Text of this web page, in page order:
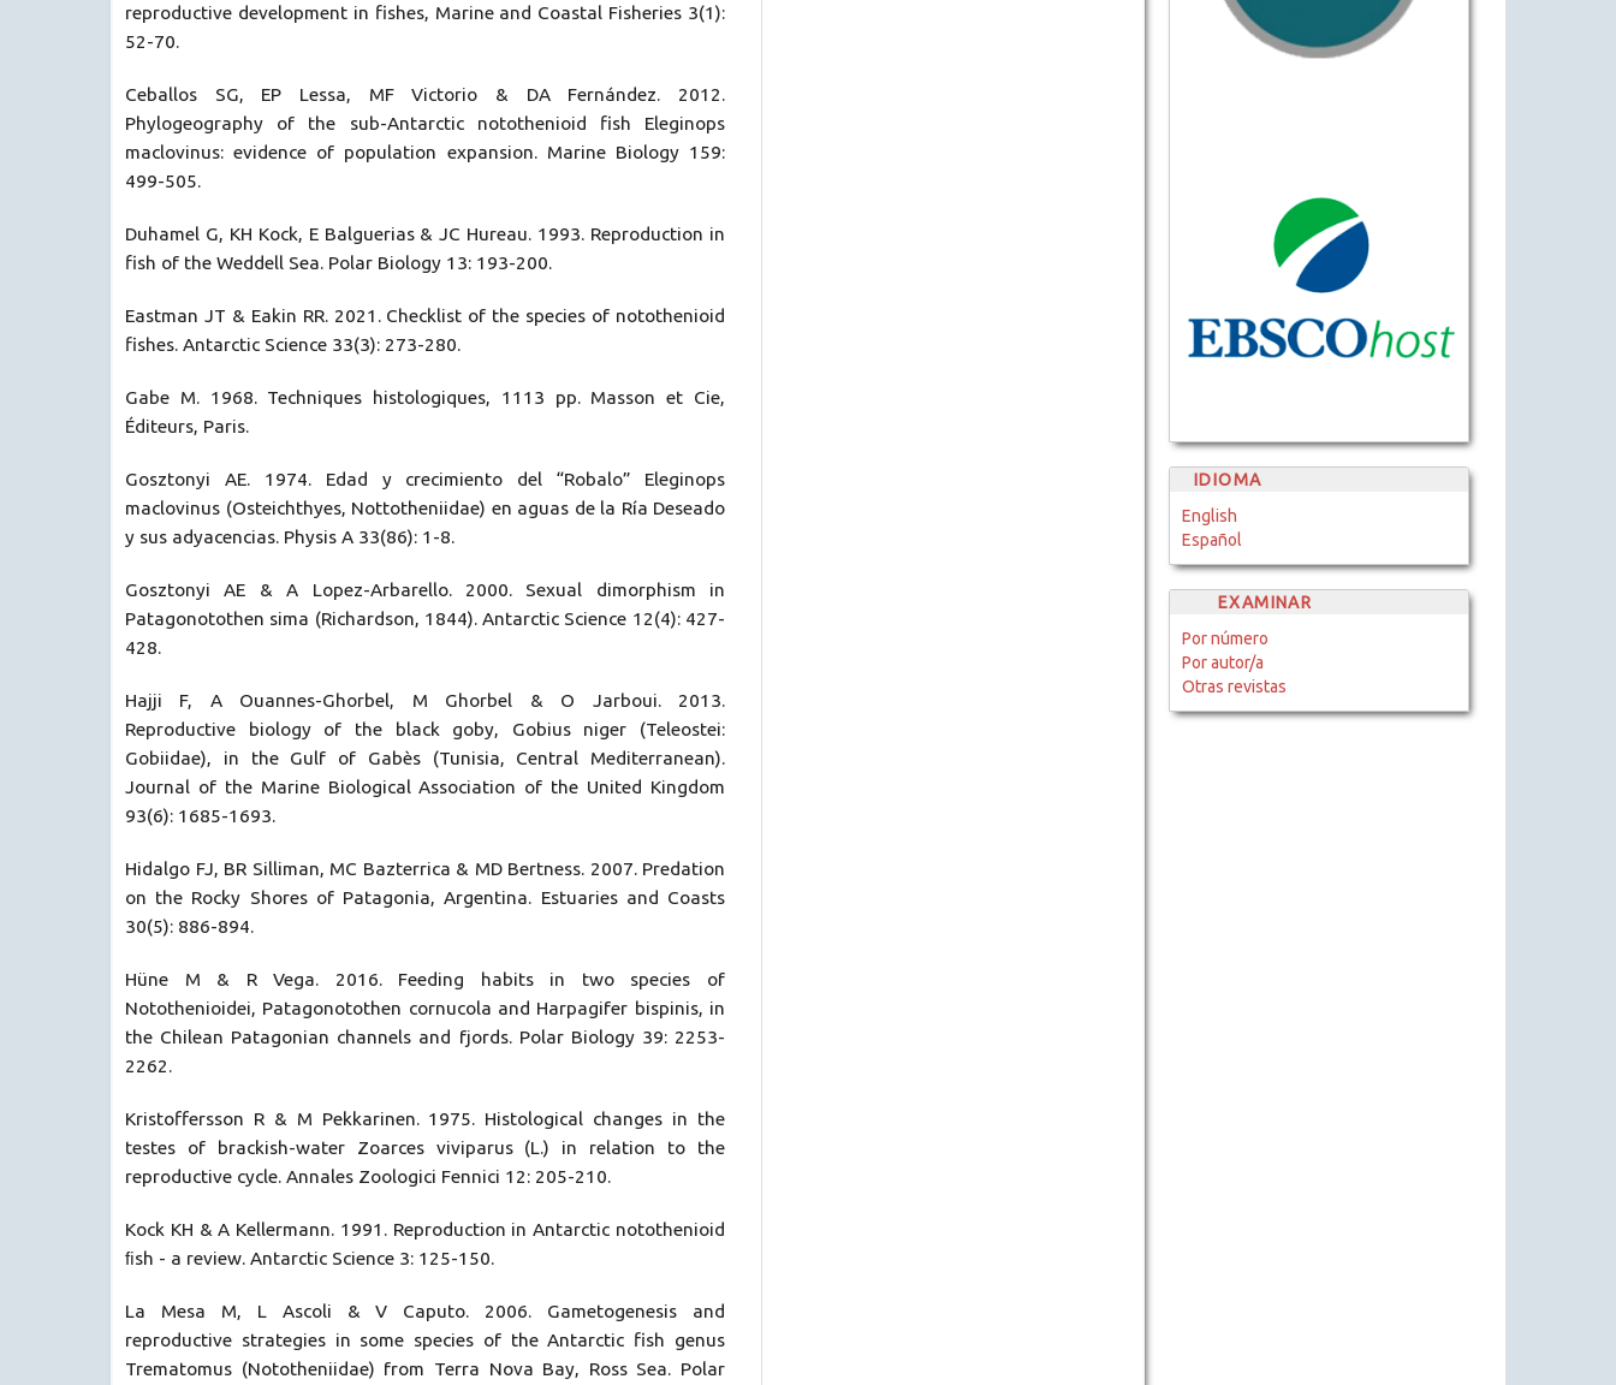
reproductive development in fishes, Marine and Coastal Fisheries 3(1):
52-70.
Ceballos SG, EP Lessa, MF Victorio & DA Fernández. 2012.
Phylogeography of the sub-Antarctic notothenioid fish Eleginops
maclovinus: evidence of population expansion. Marine Biology 159:
499-505.
Duhamel G, KH Kock, E Balguerias & JC Hureau. 1993. Reproduction in
fish of the Weddell Sea. Polar Biology 13: 193-200.
Eastman JT & Eakin RR. 2021. Checklist of the species of notothenioid
fishes. Antarctic Science 33(3): 273-280.
Gabe M. 1968. Techniques histologiques, 1113 pp. Masson et Cie,
Éditeurs, Paris.
Gosztonyi AE. 1974. Edad y crecimiento del “Robalo” Eleginops
maclovinus (Osteichthyes, Nottotheniidae) en aguas de la Ría Deseado
y sus adyacencias. Physis A 33(86): 1-8.
Gosztonyi AE & A Lopez-Arbarello. 2000. Sexual dimorphism in
Patagonotothen sima (Richardson, 1844). Antarctic Science 12(4): 427-
428.
Hajji F, A Ouannes-Ghorbel, M Ghorbel & O Jarboui. 2013.
Reproductive biology of the black goby, Gobius niger (Teleostei:
Gobiidae), in the Gulf of Gabès (Tunisia, Central Mediterranean).
Journal of the Marine Biological Association of the United Kingdom
93(6): 1685-1693.
Hidalgo FJ, BR Silliman, MC Bazterrica & MD Bertness. 2007. Predation
on the Rocky Shores of Patagonia, Argentina. Estuaries and Coasts
30(5): 886-894.
Hüne M & R Vega. 2016. Feeding habits in two species of
Notothenioidei, Patagonotothen cornucola and Harpagifer bispinis, in
the Chilean Patagonian channels and fjords. Polar Biology 39: 2253-
2262.
Kristoffersson R & M Pekkarinen. 1975. Histological changes in the
testes of brackish-water Zoarces viviparus (L.) in relation to the
reproductive cycle. Annales Zoologici Fennici 12: 205-210.
Kock KH & A Kellermann. 1991. Reproduction in Antarctic notothenioid
ﬁsh - a review. Antarctic Science 3: 125-150.
La Mesa M, L Ascoli & V Caputo. 2006. Gametogenesis and
reproductive strategies in some species of the Antarctic fish genus
Trematomus (Nototheniidae) from Terra Nova Bay, Ross Sea. Polar
IDIOMA
English
Español
EXAMINAR
Por número
Por autor/a
Otras revistas